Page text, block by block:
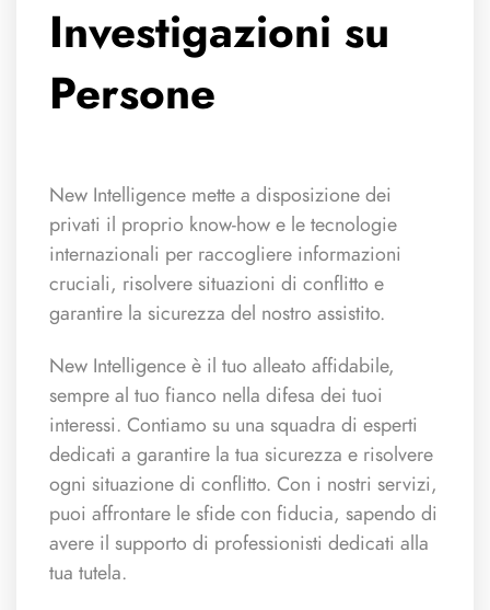
Investigazioni su
Persone
New Intelligence mette a disposizione dei
privati il proprio know-how e le tecnologie
internazionali per raccogliere informazioni
cruciali, risolvere situazioni di conflitto e
garantire la sicurezza del nostro assistito.
New Intelligence è il tuo alleato affidabile,
sempre al tuo fianco nella difesa dei tuoi
interessi. Contiamo su una squadra di esperti
dedicati a garantire la tua sicurezza e risolvere
ogni situazione di conflitto. Con i nostri servizi,
puoi affrontare le sfide con fiducia, sapendo di
avere il supporto di professionisti dedicati alla
tua tutela.